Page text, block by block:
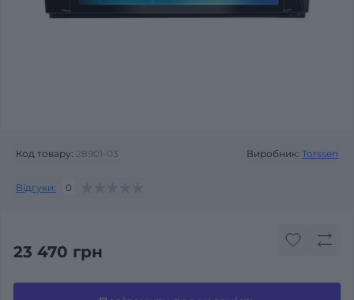
Код товару: 28901-03 Виробник: Torssen
Відгуки: 0
23 470 грн